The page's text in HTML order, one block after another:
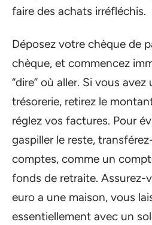
faire des achats irréfléchis.
Déposez votre chèque de
chèque, et commencez
“dire” où aller. Si vous
trésorerie, retirez le
réglez vos factures. Pour
gaspiller le reste,
comptes, comme un
fonds de retraite. Assurez-
euro a une maison, vous
essentiellement avec un